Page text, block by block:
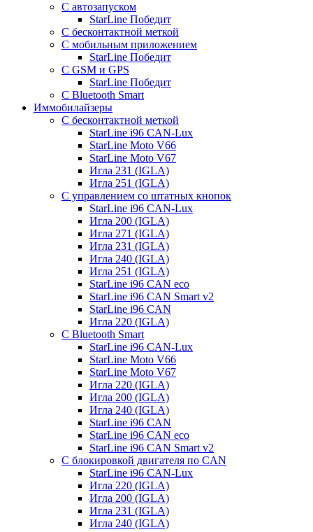
С автозапуском
StarLine Победит
С бесконтактной меткой
С мобильным приложением
StarLine Победит
С GSM и GPS
StarLine Победит
С Bluetooth Smart
Иммобилайзеры
С бесконтактной меткой
StarLine i96 CAN-Lux
StarLine Moto V66
StarLine Moto V67
Игла 231 (IGLA)
Игла 251 (IGLA)
С управлением со штатных кнопок
StarLine i96 CAN-Lux
Игла 200 (IGLA)
Игла 271 (IGLA)
Игла 231 (IGLA)
Игла 240 (IGLA)
Игла 251 (IGLA)
StarLine i96 CAN eco
StarLine i96 CAN Smart v2
StarLine i96 CAN
Игла 220 (IGLA)
С Bluetooth Smart
StarLine i96 CAN-Lux
StarLine Moto V66
StarLine Moto V67
Игла 220 (IGLA)
Игла 200 (IGLA)
Игла 240 (IGLA)
StarLine i96 CAN
StarLine i96 CAN eco
StarLine i96 CAN Smart v2
С блокировкой двигателя по CAN
StarLine i96 CAN-Lux
Игла 220 (IGLA)
Игла 200 (IGLA)
Игла 231 (IGLA)
Игла 240 (IGLA)